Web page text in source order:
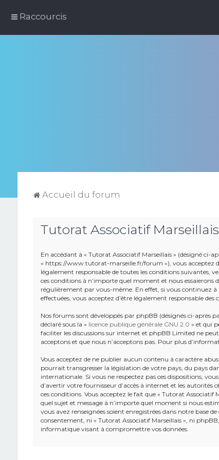
Raccourcis
Accueil du forum
Tutorat Associatif
En accédant à « Tutorat Associatif Marseillais » (désigné ci-
« https://www.tutorat-marseille.fr/forum »), vous acceptez
légalement responsable de toutes les conditions suivantes,
ces conditions à n’importe quel moment et nous essaierons
régulièrement par vous-même. En effet, si vous continuez
effectuées, vous acceptez d’être légalement responsable
Nos forums sont développés par phpBB (désignés ci-après
déclaré sous la « licence publique générale GNU 2.0 » et qui
faciliter les discussions sur internet et phpBB Limited ne
acceptons et que nous n’acceptons pas. Pour plus
Vous acceptez de ne publier aucun contenu à caractère
pourrait transgresser la législation de votre pays, du pays
internationale. Si vous ne respectez pas ces dispositions,
d’avertir votre fournisseur d’accès à internet et les autorités
ces conditions. Vous acceptez le fait que « Tutorat
quel sujet et message à n’importe quel moment si nous
vous avez renseignées soient enregistrées dans notre base
consentement, ni « Tutorat Associatif Marseillais », ni
informatique visant à compromettre vos données.